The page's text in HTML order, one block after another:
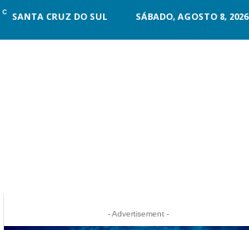
C SANTA CRUZ DO SUL SÁBADO, AGOSTO 8, 2026
- Advertisement -